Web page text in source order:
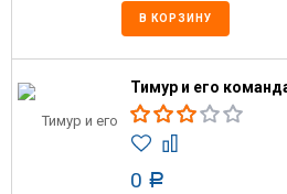
В КОРЗИНУ
Тимур и его
0 Р